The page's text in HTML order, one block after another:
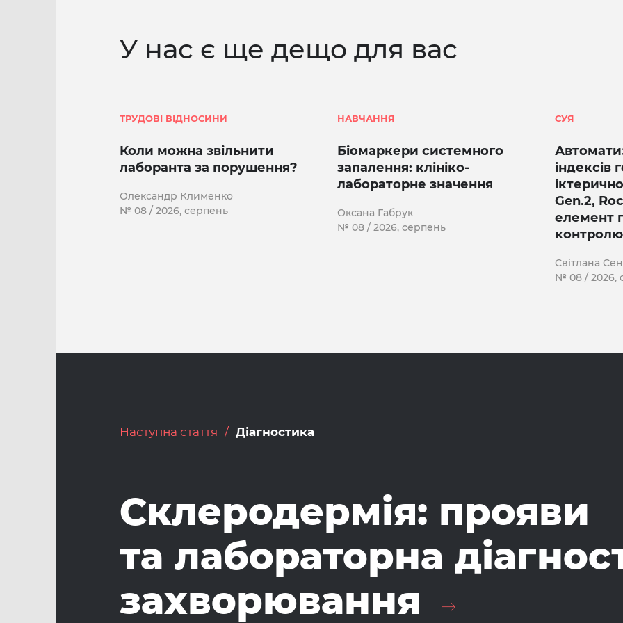
У нас є ще дещо для вас
ТРУДОВІ ВІДНОСИНИ
Коли можна звільнити
лаборанта за порушення?
Олександр Клименко
№ 08 / 2026, серпень
НАВЧАННЯ
Біомаркери системного
запалення: клініко-
лабораторне значення
Оксана Габрук
№ 08 / 2026, серпень
СУЯ
індексів
Gen.2,
елемент
контролю
Світлана
№ 08 / 2026,
Наступна стаття Діагностика
Склеродермія: прояви
та лабораторна
захворювання